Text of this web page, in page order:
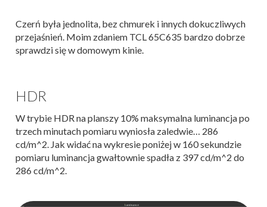
Czerń była jednolita, bez chmurek i innych dokuczliwych
przejaśnień. Moim zdaniem TCL 65C635 bardzo dobrze
sprawdzi się w domowym kinie.
HDR
W trybie HDR na planszy 10% maksymalna luminancja po
trzech minutach pomiaru wyniosła zaledwie… 286
cd/m^2. Jak widać na wykresie poniżej w 160 sekundzie
pomiaru luminancja gwałtownie spadła z 397 cd/m^2 do
286 cd/m^2.